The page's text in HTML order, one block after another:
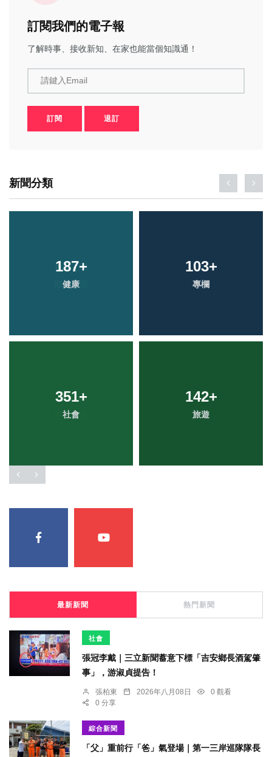
訂閱我們的電子報
了解時事、接收新知、在家也能當個知識通！
請鍵入Email
訂閱 退訂
新聞分類
187+
健康
103+
專欄
351+
社會
142+
旅遊
最新新聞 熱門新聞
社會
張冠李戴｜三立新聞蓄意下標「吉安鄉長酒駕肇
事」，游淑貞提告！
張柏東 2026年八月08日
0 觀看
0 分享
綜合新聞
「父」重前行「爸」氣登場｜第一三岸巡隊隊長